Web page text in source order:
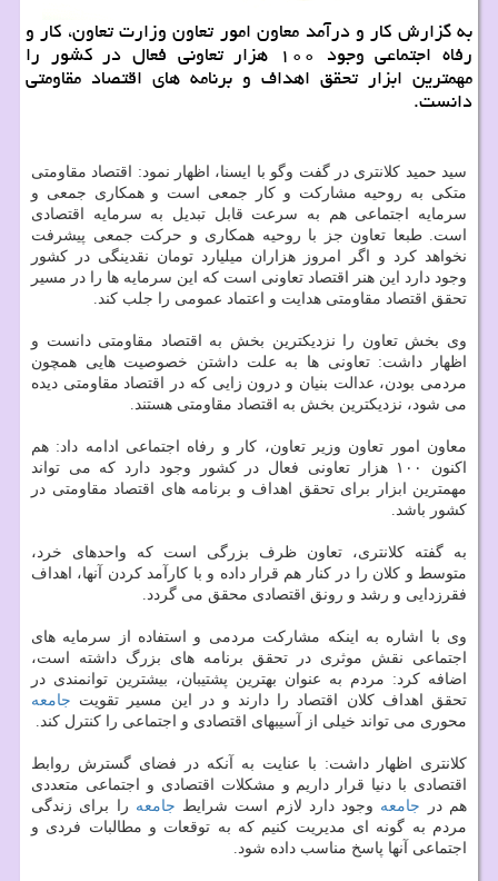
به گزارش كار و درآمد معاون امور تعاون وزارت تعاون، كار و
رفاه اجتماعی وجود ۱۰۰ هزار تعاونی فعال در كشور را
مهمترین ابزار تحقق اهداف و برنامه های اقتصاد مقاومتی
دانست.
سید حمید كلانتری در گفت وگو با ایسنا، اظهار نمود: اقتصاد مقاومتی
متكی به روحیه مشاركت و كار جمعی است و همكاری جمعی و
سرمایه اجتماعی هم به سرعت قابل تبدیل به سرمایه اقتصادی
است. طبعا تعاون جز با روحیه همكاری و حركت جمعی پیشرفت
نخواهد كرد و اگر امروز هزاران میلیارد تومان نقدینگی در كشور
وجود دارد این هنر اقتصاد تعاونی است كه این سرمایه ها را در مسیر
تحقق اقتصاد مقاومتی هدایت و اعتماد عمومی را جلب كند.
وی بخش تعاون را نزدیكترین بخش به اقتصاد مقاومتی دانست و
اظهار داشت: تعاونی ها به علت داشتن خصوصیت هایی همچون
مردمی بودن، عدالت بنیان و درون زایی كه در اقتصاد مقاومتی دیده
می شود، نزدیكترین بخش به اقتصاد مقاومتی هستند.
معاون امور تعاون وزیر تعاون، كار و رفاه اجتماعی ادامه داد: هم
اكنون ۱۰۰ هزار تعاونی فعال در كشور وجود دارد كه می تواند
مهمترین ابزار برای تحقق اهداف و برنامه های اقتصاد مقاومتی در
كشور باشد.
به گفته كلانتری، تعاون ظرف بزرگی است كه واحدهای خرد،
متوسط و كلان را در كنار هم قرار داده و با كارآمد كردن آنها، اهداف
فقرزدایی و رشد و رونق اقتصادی محقق می گردد.
وی با اشاره به اینكه مشاركت مردمی و استفاده از سرمایه های
اجتماعی نقش موثری در تحقق برنامه های بزرگ داشته است،
اضافه كرد: مردم به عنوان بهترین پشتیبان، بیشترین توانمندی در
تحقق اهداف كلان اقتصاد را دارند و در این مسیر تقویت جامعه
محوری می تواند خیلی از آسیبهای اقتصادی و اجتماعی را كنترل كند.
كلانتری اظهار داشت: با عنایت به آنكه در فضای گسترش روابط
اقتصادی با دنیا قرار داریم و مشكلات اقتصادی و اجتماعی متعددی
هم در جامعه وجود دارد لازم است شرایط جامعه را برای زندگی
مردم به گونه ای مدیریت كنیم كه به توقعات و مطالبات فردی و
اجتماعی آنها پاسخ مناسب داده شود.